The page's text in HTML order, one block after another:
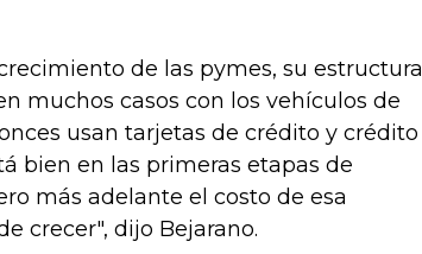
de las pymes, su estructura
muchos casos con los vehículos de
usan tarjetas de crédito y crédito
bien en las primeras etapas de
más adelante el costo de esa
crecer", dijo Bejarano.